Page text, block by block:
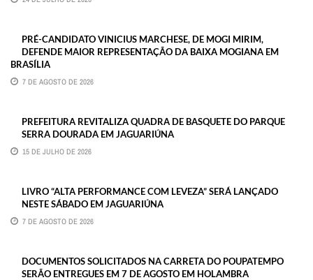
PRÉ-CANDIDATO VINICIUS MARCHESE, DE MOGI MIRIM,
DEFENDE MAIOR REPRESENTAÇÃO DA BAIXA MOGIANA EM
BRASÍLIA
7 DE AGOSTO DE 2026
PREFEITURA REVITALIZA QUADRA DE BASQUETE DO PARQUE
SERRA DOURADA EM JAGUARIÚNA
15 DE JULHO DE 2026
LIVRO “ALTA PERFORMANCE COM LEVEZA” SERÁ LANÇADO
NESTE SÁBADO EM JAGUARIÚNA
7 DE AGOSTO DE 2026
DOCUMENTOS SOLICITADOS NA CARRETA DO POUPATEMPO
SERÃO ENTREGUES EM 7 DE AGOSTO EM HOLAMBRA